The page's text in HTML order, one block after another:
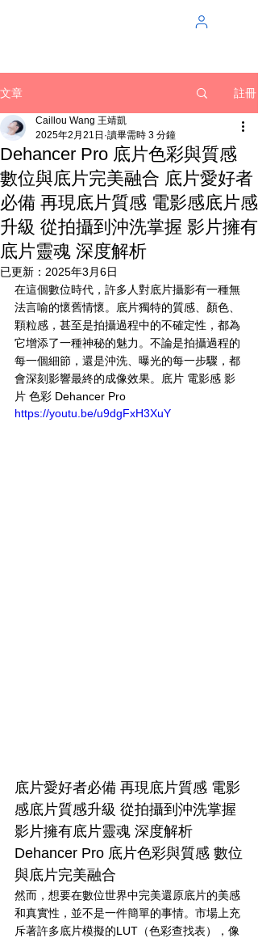
文章 註冊
Dehancer Pro 底片色彩與質感
數位與底片完美融合 底片愛好者
必備 再現底片質感 電影感底片感
升級 從拍攝到沖洗掌握 影片擁有
底片靈魂 深度解析
Caillou Wang 王靖凱
2025年2月21日 讀畢需時 3 分鐘
已更新： 2025年3月6日
在這個數位時代，許多人對底片攝影有一種無
法言喻的懷舊情懷。底片獨特的質感、顏色、
顆粒感，甚至是拍攝過程中的不確定性，都為
它增添了一種神秘的魅力。不論是拍攝過程的
每一個細節，還是沖洗、曝光的每一步驟，都
會深刻影響最終的成像效果。底片 電影感 影
片 色彩 Dehancer Pro
https://youtu.be/u9dgFxH3XuY
底片愛好者必備 再現底片質感 電影
感底片質感升級 從拍攝到沖洗掌握
影片擁有底片靈魂 深度解析
Dehancer Pro 底片色彩與質感 數位
與底片完美融合
然而，想要在數位世界中完美還原底片的美感
和真實性，並不是一件簡單的事情。市場上充
斥著許多底片模擬的LUT（色彩查找表），像